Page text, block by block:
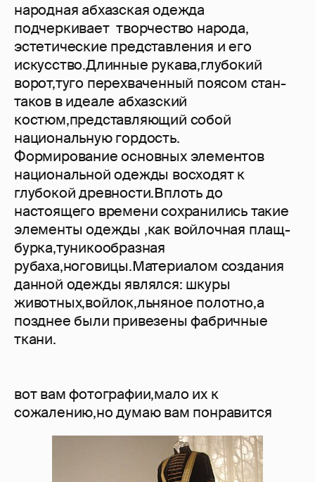
народная абхазская одежда
подчеркивает творчество народа,
эстетические представления и его
искусство.Длинные рукава,глубокий
ворот,туго перехваченный поясом стан-
таков в идеале абхазский
костюм,представляющий собой
национальную гордость.
Формирование основных элементов
национальной одежды восходят к
глубокой древности.Вплоть до
настоящего времени сохранились такие
элементы одежды ,как войлочная плащ-
бурка,туникообразная
рубаха,ноговицы.Материалом создания
данной одежды являлся: шкуры
животных,войлок,льняное полотно,а
позднее были привезены фабричные
ткани.
вот вам фотографии,мало их к
сожалению,но думаю вам понравится